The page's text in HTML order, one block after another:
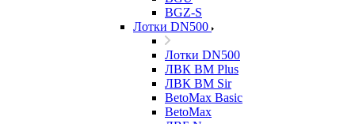
BGZ-S
Лотки DN500
Лотки DN500
ЛВК ВМ Plus
ЛВК ВМ Sir
BetoMax Basic
BetoMax